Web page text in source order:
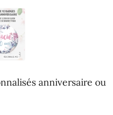
anniversaire ou